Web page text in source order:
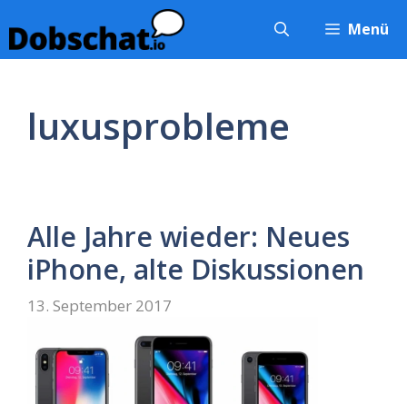
Inhalt
springen
Menü
luxusprobleme
Alle Jahre wieder: Neues
iPhone, alte Diskussionen
13. September 2017